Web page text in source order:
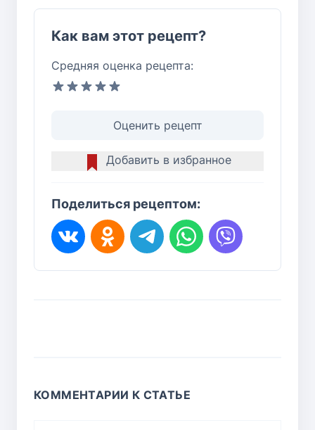
Как вам этот рецепт?
Средняя оценка рецепта:
Оценить рецепт
Добавить в избранное
Поделиться рецептом:
КОММЕНТАРИИ К СТАТЬЕ